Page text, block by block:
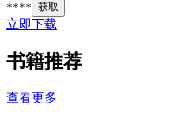
**** 获取
立即下载
书籍推荐
查看更多